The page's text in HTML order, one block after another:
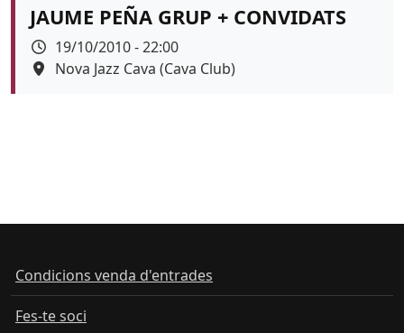
JAUME PEÑA GRUP + CONVIDATS
Data
19/10/2010 - 22:00
Espai
Nova Jazz Cava (Cava Club)
Condicions venda d'entrades
Fes-te soci